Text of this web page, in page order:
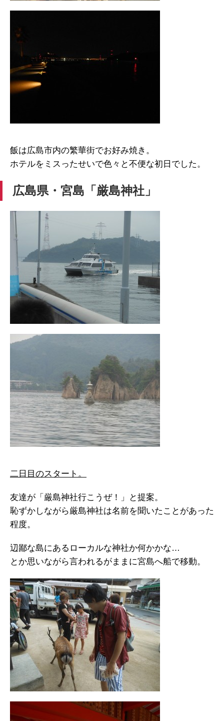
飯は広島市内の繁華街でお好み焼き。
ホテルをミスったせいで色々と不便な初日でした。
広島県・宮島「厳島神社」
二日目のスタート。
友達が「厳島神社行こうぜ！」と提案。
恥ずかしながら厳島神社は名前を聞いたことがあった
程度。
辺鄙な島にあるローカルな神社か何かかな…
とか思いながら言われるがままに宮島へ船で移動。